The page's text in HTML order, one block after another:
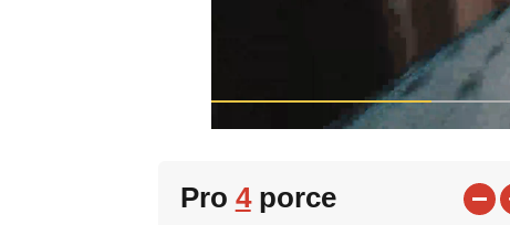
Pro 4porce